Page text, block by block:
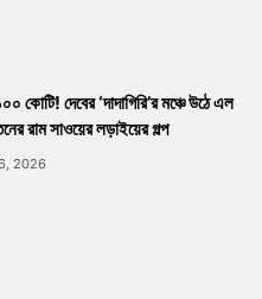
কোটি! দেবের ‘দাদাগিরি’র মঞ্চে উঠে এল
রাম সাওয়ের লড়াইয়ের গল্প
2026